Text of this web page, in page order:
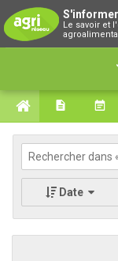
S'informer
Le savoir et
Le savoir et
Date